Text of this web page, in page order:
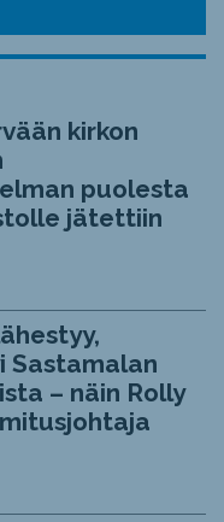
kirkon
puolesta
jätettiin
Sastamalan
– näin Rolly